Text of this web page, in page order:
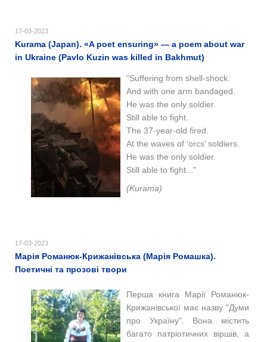
17-03-2023
Kurama (Japan). «A poet ensuring» — a poem about war
in Ukraine (Pavlo Kuzin was killed in Bakhmut)
"Suffering from shell-shock.
And with one arm bandaged.
He was the only soldier.
Still able to fight.
The 37-year-old fired.
At the waves of ‘orcs’ soldiers.
He was the only soldier.
Still able to fight..."
(Kurama)
17-03-2023
Марія Романюк-Крижанівська (Марія Ромашка).
Поетичні та прозові твори
Перша книга Марії Романюк-
Крижанівської має назву "Думи
про Україну". Вона містить
багато патріотичних віршів, а